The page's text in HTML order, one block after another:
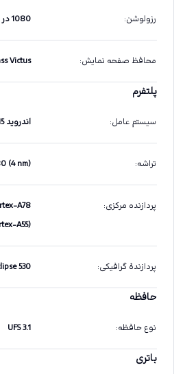
رزولوشن: 1080 در 2340 میلی‌متر
محافظ صفحه نمایش:
Victus+
پلتفرم
سیستم عامل: اندروید 15 با رابط کاربری One UI 7
تراشه:
(4 nm)
پردازنده مرکزی:
A78
A55)
پردازندهٔ گرافیکی:
530
حافظه
نوع حافظه:
UFS 3.1
باتری